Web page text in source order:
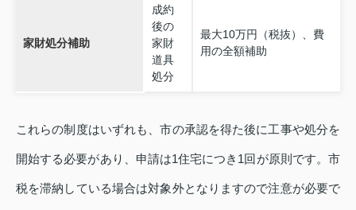
家財処分補助
成約
後の
家財
道具
処分
最大10万円（税抜）、費
用の全額補助
これらの制度はいずれも、市の承認を得た後に工事や処分を
開始する必要があり、申請は1住宅につき1回が原則です。市
税を滞納している場合は対象外となりますので注意が必要で